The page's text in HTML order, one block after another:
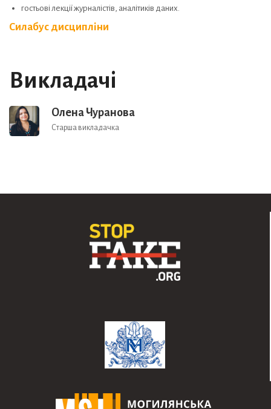
гостьові лекції журналістів, аналітиків даних.
Силабус дисципліни
Викладачі
Олена Чуранова
Старша викладачка